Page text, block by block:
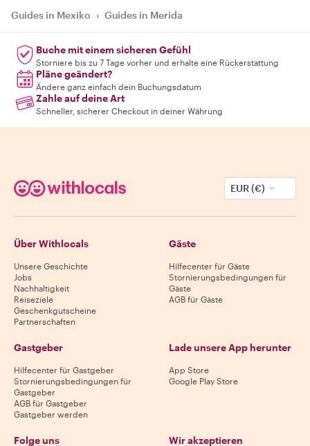
Guides in Mexiko › Guides in Merida
Buche mit einem sicheren Gefühl
Storniere bis zu 7 Tage vorher und erhalte eine Rückerstattung
Pläne geändert?
Ändere ganz einfach dein Buchungsdatum
Zahle auf deine Art
Schneller, sicherer Checkout in deiner Währung
EUR (€)
Über Withlocals
Unsere Geschichte
Jobs
Nachhaltigkeit
Reiseziele
Geschenkgutscheine
Partnerschaften
Gäste
Hilfecenter für Gäste
Stornierungsbedingungen für
Gäste
AGB für Gäste
Gastgeber
Hilfecenter für Gastgeber
Stornierungsbedingungen für
Gastgeber
AGB für Gastgeber
Gastgeber werden
Lade unsere App herunter
App Store
Google Play Store
Folge uns Wir akzeptieren